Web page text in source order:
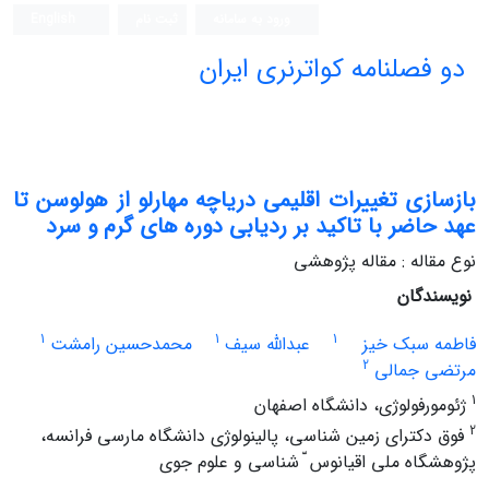
دو فصلنامه کواترنری ایران
بازسازی تغییرات اقلیمی دریاچه مهارلو از هولوسن تا
عهد حاضر با تاکید بر ردیابی دوره های گرم و سرد
نوع مقاله : مقاله پژوهشی
نویسندگان
فاطمه سبک خیز
1 عبدالله سیف 1 محمدحسین رامشت 1
مرتضی جمالی 2
1 ژئومورفولوژی، دانشگاه اصفهان
2 فوق دکترای زمین شناسی، پالینولوژی دانشگاه مارسی فرانسه،
پژوهشگاه ملی اقیانوس ّ شناسی و علوم جوی